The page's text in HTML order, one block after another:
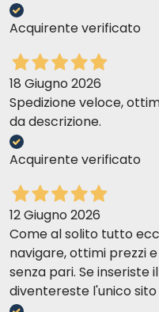
Acquirente verificato
18 Giugno 2026
Spedizione veloce,
da descrizione.
Acquirente verificato
12 Giugno 2026
Come al solito tutto
navigare, ottimi prezzi
senza pari. Se
diventereste l'unico sito